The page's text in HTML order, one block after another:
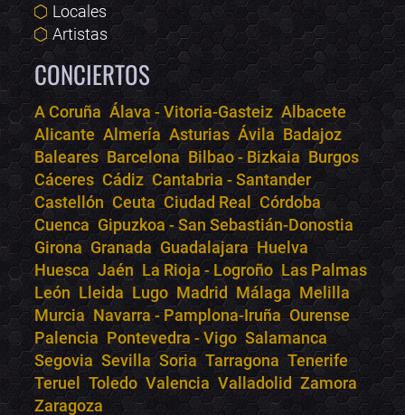
Locales
Artistas
CONCIERTOS
A Coruña Álava - Vitoria-Gasteiz Albacete
Alicante Almería Asturias Ávila Badajoz
Baleares Barcelona Bilbao - Bizkaia Burgos
Cáceres Cádiz Cantabria - Santander
Castellón Ceuta Ciudad Real Córdoba
Cuenca Gipuzkoa - San Sebastián-Donostia
Girona Granada Guadalajara Huelva
Huesca Jaén La Rioja - Logroño Las Palmas
León Lleida Lugo Madrid Málaga Melilla
Murcia Navarra - Pamplona-Iruña Ourense
Palencia Pontevedra - Vigo Salamanca
Segovia Sevilla Soria Tarragona Tenerife
Teruel Toledo Valencia Valladolid Zamora
Zaragoza
Bololoco · conciertos.club
Online · Te ayudo a encontrar conciertos